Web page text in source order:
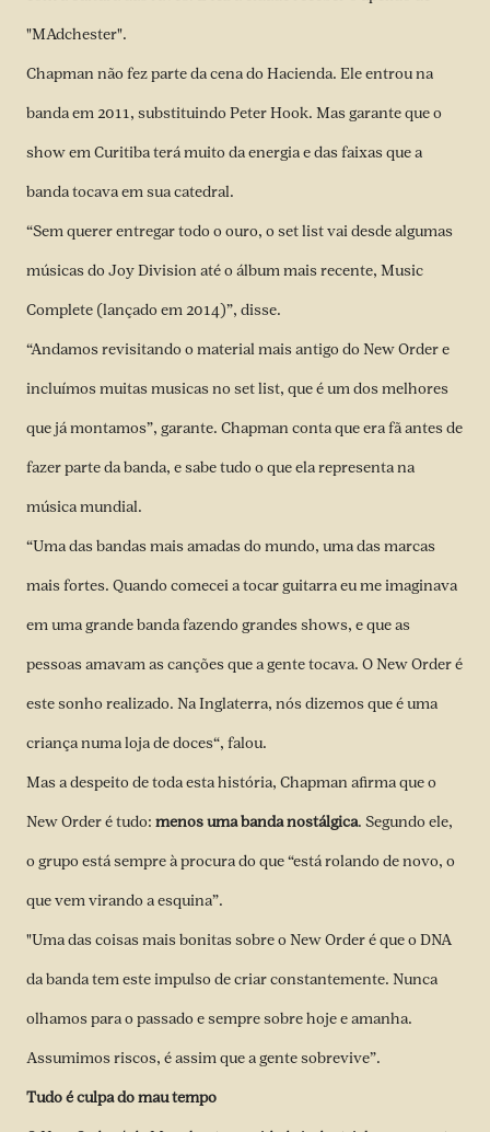
"MAdchester".
Chapman não fez parte da cena do Hacienda. Ele entrou na
banda em 2011, substituindo Peter Hook. Mas garante que o
show em Curitiba terá muito da energia e das faixas que a
banda tocava em sua catedral.
“Sem querer entregar todo o ouro, o set list vai desde algumas
músicas do Joy Division até o álbum mais recente, Music
Complete (lançado em 2014)”, disse.
“Andamos revisitando o material mais antigo do New Order e
incluímos muitas musicas no set list, que é um dos melhores
que já montamos”, garante. Chapman conta que era fã antes de
fazer parte da banda, e sabe tudo o que ela representa na
música mundial.
“Uma das bandas mais amadas do mundo, uma das marcas
mais fortes. Quando comecei a tocar guitarra eu me imaginava
em uma grande banda fazendo grandes shows, e que as
pessoas amavam as canções que a gente tocava. O New Order é
este sonho realizado. Na Inglaterra, nós dizemos que é uma
criança numa loja de doces“, falou.
Mas a despeito de toda esta história, Chapman afirma que o
New Order é tudo: menos uma banda nostálgica. Segundo ele,
o grupo está sempre à procura do que “está rolando de novo, o
que vem virando a esquina”.
"Uma das coisas mais bonitas sobre o New Order é que o DNA
da banda tem este impulso de criar constantemente. Nunca
olhamos para o passado e sempre sobre hoje e amanha.
Assumimos riscos, é assim que a gente sobrevive”.
Tudo é culpa do mau tempo